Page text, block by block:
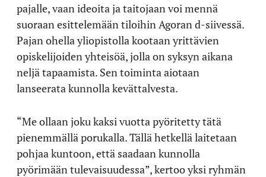
pajalle, vaan ideoita ja taitojaan voi mennä
suoraan esittelemään tiloihin Agoran d-siivessä.
Pajan ohella yliopistolla kootaan yrittävien
opiskelijoiden yhteisöä, jolla on syksyn aikana
neljä tapaamista. Sen toiminta aiotaan
lanseerata kunnolla kevättalvesta.
“Me ollaan joku kaksi vuotta pyöritetty tätä
pienemmällä porukalla. Tällä hetkellä laitetaan
pohjaa kuntoon, että saadaan kunnolla
pyörimään tulevaisuudessa”, kertoo yksi ryhmän